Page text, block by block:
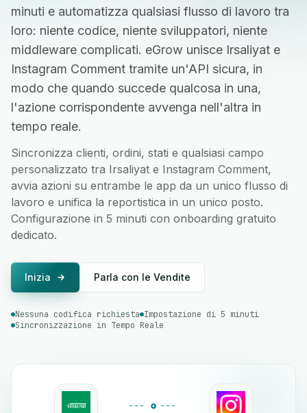
minuti e automatizza qualsiasi flusso di lavoro tra
loro: niente codice, niente sviluppatori, niente
middleware complicati. eGrow unisce Irsaliyat e
Instagram Comment tramite un'API sicura, in
modo che quando succede qualcosa in una,
l'azione corrispondente avvenga nell'altra in
tempo reale.
Sincronizza clienti, ordini, stati e qualsiasi campo
personalizzato tra Irsaliyat e Instagram Comment,
avvia azioni su entrambe le app da un unico flusso di
lavoro e unifica la reportistica in un unico posto.
Configurazione in 5 minuti con onboarding gratuito
dedicato.
Inizia Parla con le Vendite
Nessuna codifica richiesta Impostazione di 5 minuti
Sincronizzazione in Tempo Reale